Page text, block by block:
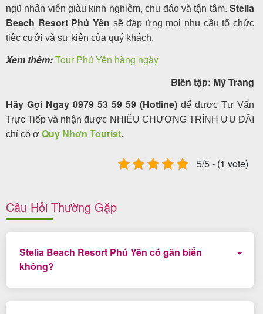
ngũ nhân viên giàu kinh nghiệm, chu đáo và tận tâm. Stelia
Beach Resort Phú Yên sẽ đáp ứng mọi nhu cầu tổ chức
tiệc cưới và sự kiện của quý khách.
Xem thêm:Tour Phú Yên hàng ngày
Biên tập: Mỹ Trang
Hãy Gọi Ngay 0979 53 59 59 (Hotline) để được Tư Vấn
Trực Tiếp và nhận được NHIỀU CHƯƠNG TRÌNH ƯU ĐÃI
chỉ có ở Quy Nhơn Tourist.
5/5 - (1 vote)
Câu Hỏi Thường Gặp
Stelia Beach Resort Phú Yên có gần biển
không?